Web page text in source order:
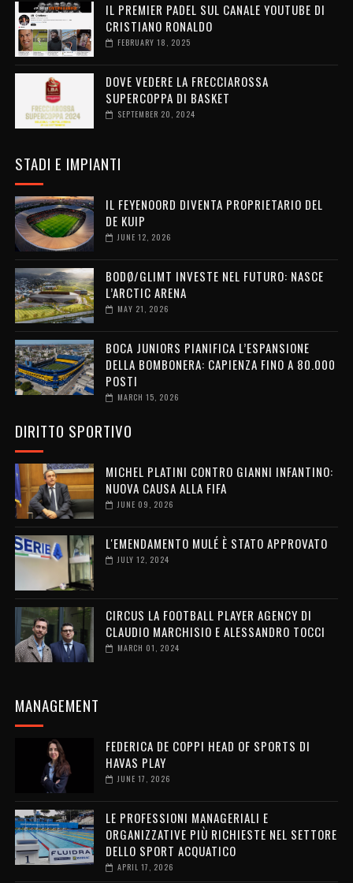
IL PREMIER PADEL SUL CANALE YOUTUBE DI
CRISTIANO RONALDO
FEBRUARY 18, 2025
DOVE VEDERE LA FRECCIAROSSA
SUPERCOPPA DI BASKET
SEPTEMBER 20, 2024
STADI E IMPIANTI
IL FEYENOORD DIVENTA PROPRIETARIO DEL
DE KUIP
JUNE 12, 2026
BODØ/GLIMT INVESTE NEL FUTURO: NASCE
L’ARCTIC ARENA
MAY 21, 2026
BOCA JUNIORS PIANIFICA L’ESPANSIONE
DELLA BOMBONERA: CAPIENZA FINO A 80.000
POSTI
MARCH 15, 2026
DIRITTO SPORTIVO
MICHEL PLATINI CONTRO GIANNI INFANTINO:
NUOVA CAUSA ALLA FIFA
JUNE 09, 2026
L'EMENDAMENTO MULÉ È STATO APPROVATO
JULY 12, 2024
CIRCUS LA FOOTBALL PLAYER AGENCY DI
CLAUDIO MARCHISIO E ALESSANDRO TOCCI
MARCH 01, 2024
MANAGEMENT
FEDERICA DE COPPI HEAD OF SPORTS DI
HAVAS PLAY
JUNE 17, 2026
LE PROFESSIONI MANAGERIALI E
ORGANIZZATIVE PIÙ RICHIESTE NEL SETTORE
DELLO SPORT ACQUATICO
APRIL 17, 2026